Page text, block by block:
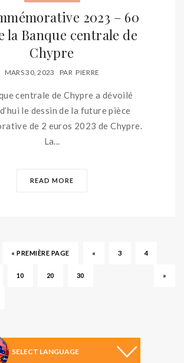
2023 – 60
la Banque centrale de
Chypre
MARS 30, 2023 PAR PIERRE
centrale de Chypre a dévoilé
le dessin de la future pièce
de 2 euros 2023 de Chypre.
La...
READ MORE
« PREMIÈRE PAGE « 3 4
10 20 30 »